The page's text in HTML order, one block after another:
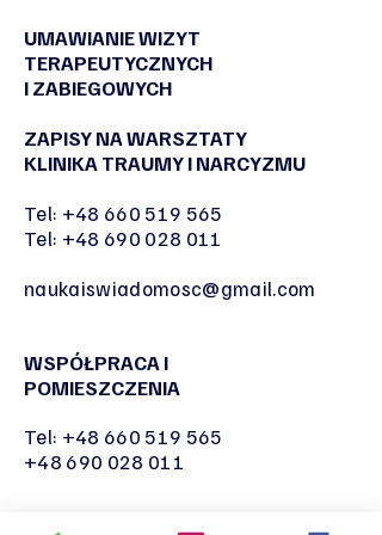
UMAWIANIE WIZYT
TERAPEUTYCZNYCH
I ZABIEGOWYCH
ZAPISY NA WARSZTATY
KLINIKA TRAUMY I NARCYZMU
Tel: +48 660 519 565
Tel: +48 690 028 011
naukaiswiadomosc@gmail.com
WSPÓŁPRACA I
POMIESZCZENIA
Tel: +48 660 519 565
+48 690 028 011